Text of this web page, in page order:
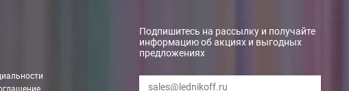
Подпишитесь на рассылку и получайте
информацию об акциях и выгодных
предложениях